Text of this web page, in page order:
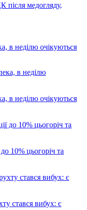
медогляду,
в неділю очікуються
в неділю очікуються
10% цьогоріч та
стався вибух: є